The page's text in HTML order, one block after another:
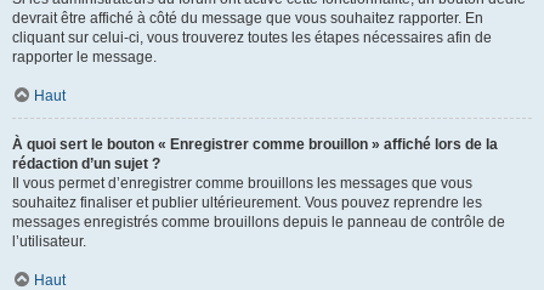
devrait être affiché à côté du message que vous souhaitez rapporter. En
cliquant sur celui-ci, vous trouverez toutes les étapes nécessaires afin de
rapporter le message.
Haut
À quoi sert le bouton « Enregistrer comme brouillon » affiché lors de la
rédaction d’un sujet ?
Il vous permet d’enregistrer comme brouillons les messages que vous
souhaitez finaliser et publier ultérieurement. Vous pouvez reprendre les
messages enregistrés comme brouillons depuis le panneau de contrôle de
l’utilisateur.
Haut